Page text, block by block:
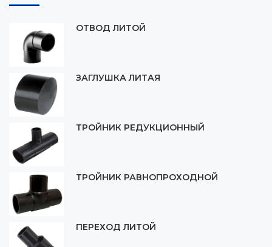
ОТВОД ЛИТОЙ
ЗАГЛУШКА ЛИТАЯ
ТРОЙНИК РЕДУКЦИОННЫЙ
ТРОЙНИК РАВНОПРОХОДНОЙ
ПЕРЕХОД ЛИТОЙ